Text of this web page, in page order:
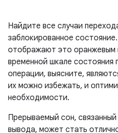
Найдите все случаи
заблокированное
отображают это оранжевым
временной шкале состояния
операции, выясните,
их можно избежать, и
необходимости.
Прерываемый сон,
вывода, может стать